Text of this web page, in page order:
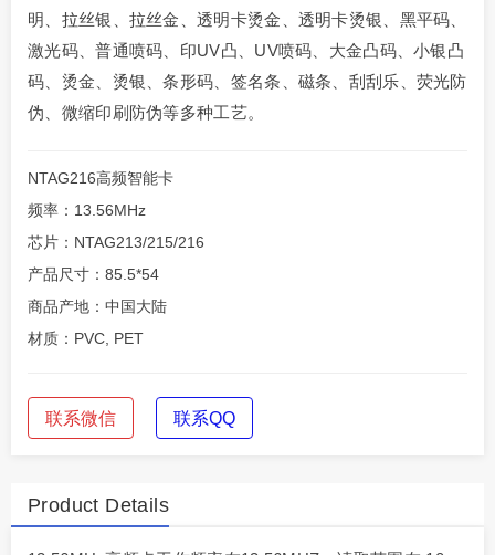
明、拉丝银、拉丝金、透明卡烫金、透明卡烫银、黑平码、
激光码、普通喷码、印UV凸、UV喷码、大金凸码、小银凸
码、烫金、烫银、条形码、签名条、磁条、刮刮乐、荧光防
伪、微缩印刷防伪等多种工艺。
NTAG216高频智能卡
频率：13.56MHz
芯片：NTAG213/215/216
产品尺寸：85.5*54
商品产地：中国大陆
材质：PVC, PET
联系微信 联系QQ
Product Details